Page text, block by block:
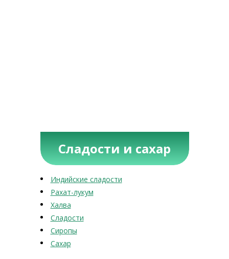
Сладости и сахар
Индийские сладости
Рахат-лукум
Халва
Сладости
Сиропы
Сахар